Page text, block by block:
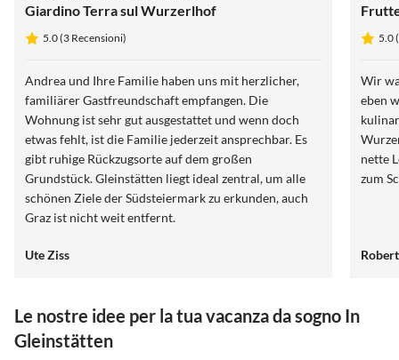
Giardino Terra sul Wurzerlhof
5.0 (3 Recensioni)
Andrea und Ihre Familie haben uns mit herzlicher,
familiärer Gastfreundschaft empfangen. Die
Wohnung ist sehr gut ausgestattet und wenn doch
etwas fehlt, ist die Familie jederzeit ansprechbar. Es
gibt ruhige Rückzugsorte auf dem großen
Grundstück. Gleinstätten liegt ideal zentral, um alle
schönen Ziele der Südsteiermark zu erkunden, auch
Graz ist nicht weit entfernt.
Ute Ziss
5.0
Wir
eben
nette
zum
Le nostre idee per la tua vacanza da sogno In
Gleinstätten